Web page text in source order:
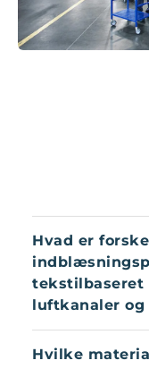
Hvad er
luftkanaler
meget udbredt
Hvilke